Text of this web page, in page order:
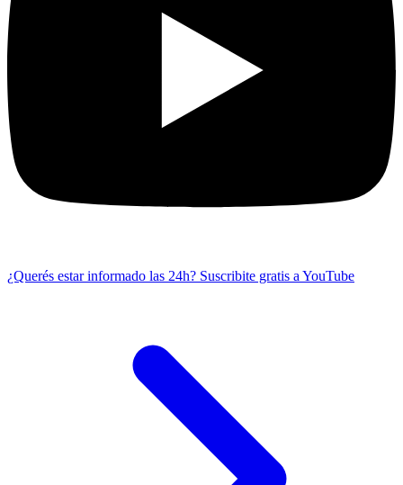
¿Querés estar informado las 24h? Suscribite gratis a YouTube